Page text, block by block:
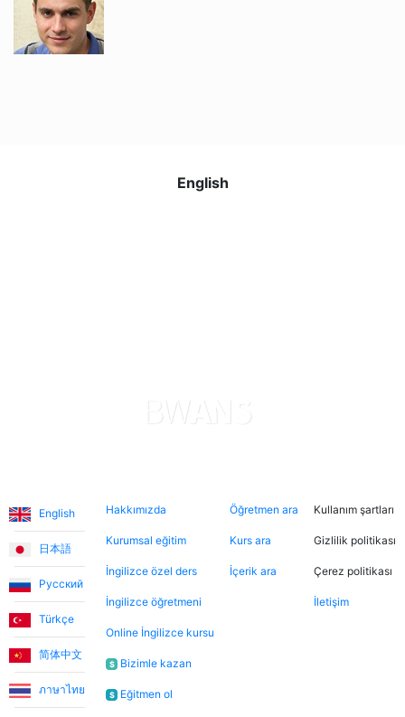
sitesi kullanımı kolay ve her ders için hatırlatma
gerçekten memnunum. Teşekkürler.
Platform, tek kelimeyle muhteşem. Eğitmenleri de
inanılmaz sıcakkanlı. İndirimli tanışma derslerinden
yararlanarak farklı öğretmenleri tanıma fırsatı buldum.
Dersler, öğretmen-öğrenci ilişkisinden çok arkadaşlık
havasında geçiyor.
Ece T.
Emma, kızıma İngilizceyi çok eğlenceli yöntemlerle
English
English
日本語
Русский
Türkçe
简体中文
ภาษาไทย
Hakkımızda
Kurumsal eğitim
İngilizce özel ders
İngilizce öğretmeni
Online İngilizce kursu
$ Bizimle kazan
$ Eğitmen ol
Öğretmen ara
Kurs ara
İçerik ara
Kullanım şartları
Gizlilik politikası
Çerez politikası
İletişim